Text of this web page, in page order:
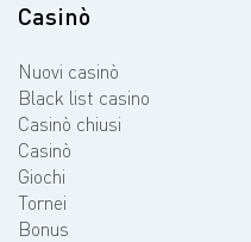
Casinò
Nuovi casinò
Black list casino
Casinò chiusi
Casinò
Giochi
Tornei
Bonus